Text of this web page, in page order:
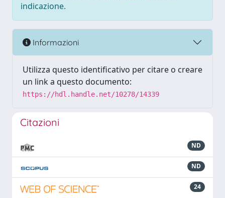
indicazione.
Informazioni
Utilizza questo identificativo per citare o creare
un link a questo documento:
https://hdl.handle.net/10278/14339
Citazioni
ND
ND
24